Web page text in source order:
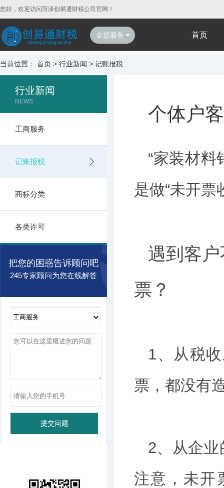
您好，欢迎访问菏泽创易通财税公司官网！
全部服务 首页
当前位置： 首页 > 行业新闻 > 记账报税
行业新闻
NEWS
工商服务
记账报税
商标分类
各类许可
把您的困惑告诉顾问吧
245专家顾问为您在线解答
个体户
“家装材
是做“未开票
遇到客
票？
1、从税
票，都没有
2、从企
注意，未开